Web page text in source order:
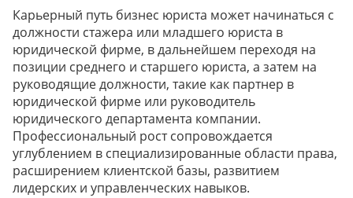
Карьерный путь бизнес юриста может начинаться с
должности стажера или младшего юриста в
юридической фирме, в дальнейшем переходя на
позиции среднего и старшего юриста, а затем на
руководящие должности, такие как партнер в
юридической фирме или руководитель
юридического департамента компании.
Профессиональный рост сопровождается
углублением в специализированные области права,
расширением клиентской базы, развитием
лидерских и управленческих навыков.